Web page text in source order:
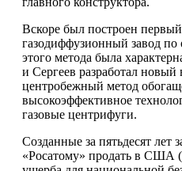
Вскоре был построен
газодиффузионный завод
этого метода была
и Сергеев разработал
центробежный метод
высокоэффективное
газовые центрифуги.
Созданные за пятьдесят лет
«Росатому» продать в США